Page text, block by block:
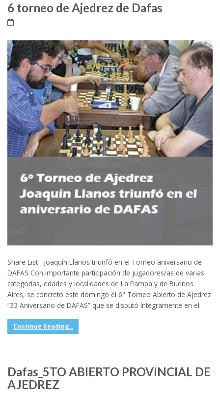
6 torneo de Ajedrez de Dafas
Share List Joaquín Llanos triunfó en el Torneo aniversario de
DAFAS Con importante participación de jugadores/as de varias
categorías, edades y localidades de La Pampa y de Buenos
Aires, se concretó este domingo el 6° Torneo Abierto de Ajedrez
“33 Aniversario de DAFAS” que se disputó íntegramente en el
Continue Reading...
Dafas_5TO ABIERTO PROVINCIAL DE
AJEDREZ